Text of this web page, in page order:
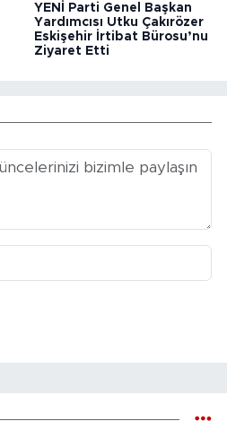
YENİ Parti Genel Başkan
Yardımcısı Utku Çakırözer
Eskişehir İrtibat Bürosu’nu
Ziyaret Etti